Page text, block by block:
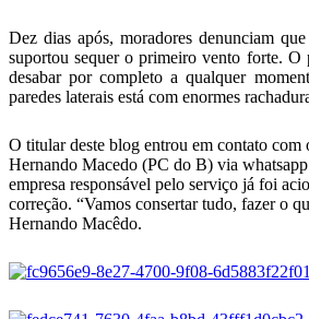
Dez dias após, moradores denunciam
suportou sequer o primeiro vento forte. O
desabar por completo a qualquer
paredes laterais está com enormes
O titular deste blog entrou em contato
Hernando Macedo (PC do B) via whatsapp
empresa responsável pelo serviço já foi
correção. “Vamos consertar tudo, fazer o
Hernando Macêdo.